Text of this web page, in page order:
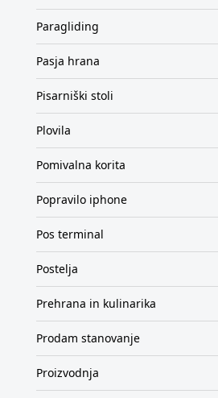
Paragliding
Pasja hrana
Pisarniški stoli
Plovila
Pomivalna korita
Popravilo iphone
Pos terminal
Postelja
Prehrana in kulinarika
Prodam stanovanje
Proizvodnja